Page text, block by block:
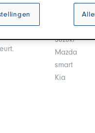
dat is
Mercedes-
Toyota
Suzuki
Mazda
smart
Kia